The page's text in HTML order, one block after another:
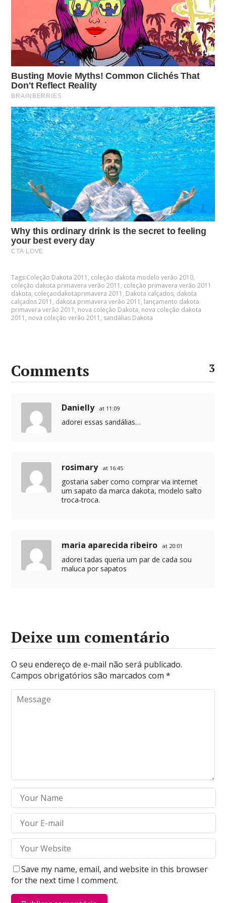
Tags:Coleção Dakota 2011 , coleção dakota modelo verão 2010,
coleção dakota primavera verão 2011 , coleção primavera verão 2011
dakota, coleçaodakotaprimavera 2011 , Dakota calçados, dakota
calçados 2011 , dakota primavera verão 2011 , lançamento dakota
primavera verão 2011 , nova coleção Dakota, nova coleção dakota
2011 , nova coleção verão 2011 , sandálias Dakota
Comments 3
Danielly at 11:09
adorei essas sandálias…
rosimary at 16:45
gostaria saber como comprar via internet
um sapato da marca dakota, modelo salto
troca-troca.
maria aparecida ribeiro at 20:01
adorei tadas queria um par de cada sou
maluca por sapatos
Deixe um comentário
O seu endereço de e-mail não será publicado.
Campos obrigatórios são marcados com*
Save my name, email, and website in this browser
for the next time I comment.